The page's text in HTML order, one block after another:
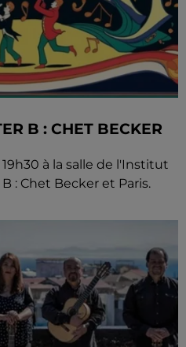
B : CHET BECKER
à la salle de l'Institut
: Chet Becker et Paris.